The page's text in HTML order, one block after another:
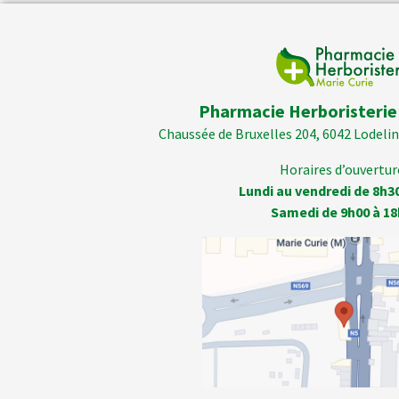
Pharmacie
Chaussée de Bruxelles 204, 6042
Horaires
Lundi au vendredi de
Samedi de 9h00 à